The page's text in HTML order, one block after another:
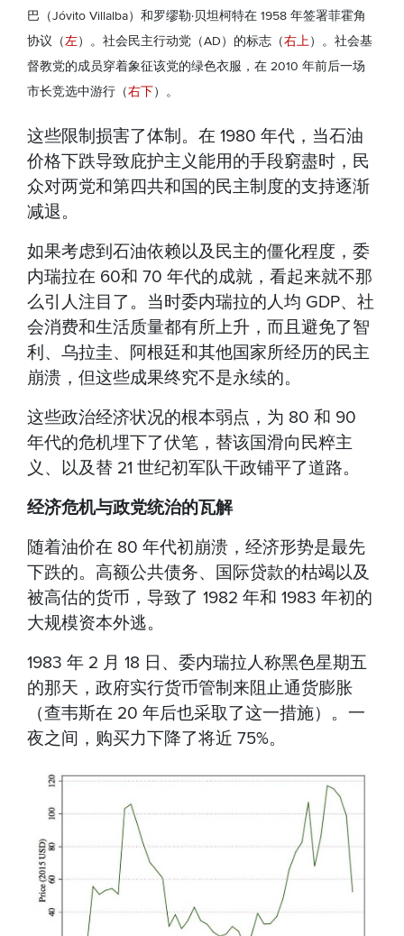
巴（Jóvito Villalba）和罗缪勒·贝坦柯特在 1958 年签署菲霍角
协议（左）。社会民主行动党（AD）的标志（右上）。社会基
督教党的成员穿着象征该党的绿色衣服，在 2010 年前后一场
市长竞选中游行（右下）。
这些限制损害了体制。在 1980 年代，当石油
价格下跌导致庇护主义能用的手段窮盡时，民
众对两党和第四共和国的民主制度的支持逐渐
减退。
如果考虑到石油依赖以及民主的僵化程度，委
内瑞拉在 60和 70 年代的成就，看起来就不那
么引人注目了。当时委内瑞拉的人均 GDP、社
会消费和生活质量都有所上升，而且避免了智
利、乌拉圭、阿根廷和其他国家所经历的民主
崩溃，但这些成果终究不是永续的。
这些政治经济状况的根本弱点，为 80 和 90
年代的危机埋下了伏笔，替该国滑向民粹主
义、以及替 21 世纪初军队干政铺平了道路。
经济危机与政党统治的瓦解
随着油价在 80 年代初崩溃，经济形势是最先
下跌的。高额公共债务、国际贷款的枯竭以及
被高估的货币，导致了 1982 年和 1983 年初的
大规模资本外逃。
1983 年 2 月 18 日、委内瑞拉人称黑色星期五
的那天，政府实行货币管制来阻止通货膨胀
（查韦斯在 20 年后也采取了这一措施）。一
夜之间，购买力下降了将近 75%。